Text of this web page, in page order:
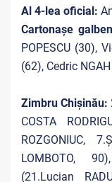
Al 4-lea oficial:
Cartonașe
POPESCU (30),
(62), Cedric
Zimbru Chișinău:
COSTA
ROZGONIUC,
LOMBOTO,
(21.Lucian